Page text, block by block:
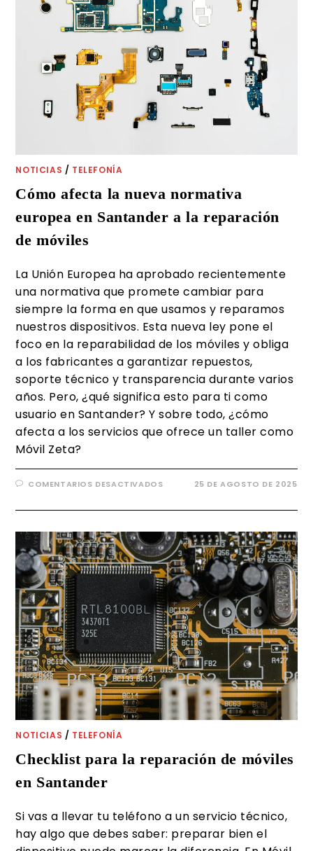
NOTICIAS / TELEFONÍA
Cómo afecta la nueva normativa
europea en Santander a la reparación
de móviles
La Unión Europea ha aprobado recientemente
una normativa que promete cambiar para
siempre la forma en que usamos y reparamos
nuestros dispositivos. Esta nueva ley pone el
foco en la reparabilidad de los móviles y obliga
a los fabricantes a garantizar repuestos,
soporte técnico y transparencia durante varios
años. Pero, ¿qué significa esto para ti como
usuario en Santander? Y sobre todo, ¿cómo
afecta a los servicios que ofrece un taller como
Móvil Zeta?
COMENTARIOS DESACTIVADOS 25 DE AGOSTO DE 2025
NOTICIAS / TELEFONÍA
Checklist para la reparación de móviles
en Santander
Si vas a llevar tu teléfono a un servicio técnico,
hay algo que debes saber: preparar bien el